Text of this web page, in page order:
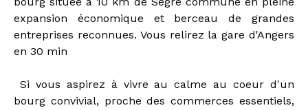
expansion économique et berceau de grandes
entreprises reconnues. Vous relirez la gare d'Angers
en 30 min
Si vous aspirez à vivre au calme au coeur d'un
bourg convivial, proche des commerces essentiels,